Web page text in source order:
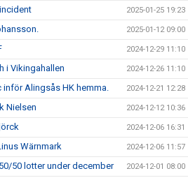
2025-01-25 19:23
2025-01-12 09:00
2024-12-29 11:10
i Vikingahallen 2024-12-26 11:10
inför Alingsås HK hemma. 2024-12-21 12:28
Nielsen 2024-12-12 10:36
2024-12-06 16:31
Wärnmark 2024-12-06 11:57
50 lotter under december 2024-12-01 08:00